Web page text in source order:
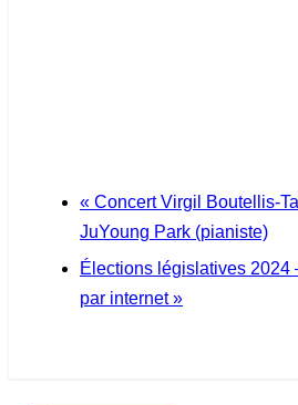
« Concert Virgil Boutellis-
JuYoung Park (pianiste)
Élections législatives 2024
par internet»